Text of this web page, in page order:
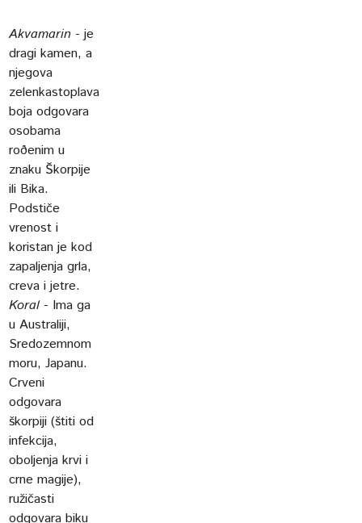
Akvamarin - je
dragi kamen, a
njegova
zelenkastoplava
boja odgovara
osobama
roðenim u
znaku Škorpije
ili Bika.
Podstiče
vrenost i
koristan je kod
zapaljenja grla,
creva i jetre.
Koral- Ima ga
u Australiji,
Sredozemnom
moru, Japanu.
Crveni
odgovara
škorpiji (štiti od
infekcija,
oboljenja krvi i
crne magije),
ružičasti
odgovara biku